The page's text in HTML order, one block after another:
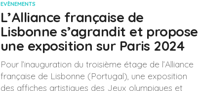
EVÈNEMENTS
L’Alliance française de
Lisbonne s’agrandit et propose
une exposition sur Paris 2024
Pour l’inauguration du troisième étage de l’Alliance
française de Lisbonne (Portugal), une exposition
des affiches artistiques des Jeux olympiques et